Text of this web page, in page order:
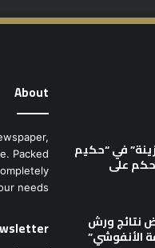
في “حكيم
على
نتائج ورش
الأنفوشي”
About
Packed
needs.